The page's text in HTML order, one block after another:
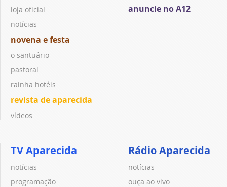
loja oficial
notícias
novena e festa
o santuário
pastoral
rainha hotéis
revista de aparecida
vídeos
anuncie no A12
TV Aparecida
notícias
programação
Rádio Aparecida
notícias
ouça ao vivo